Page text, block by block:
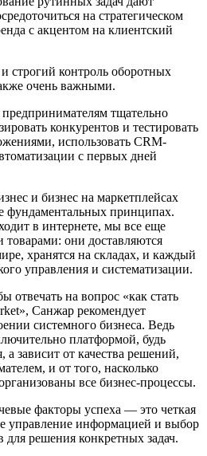
на стратегическом
с акцентом на клиентский
строгий контроль оборотных
очень важными.
тщательно
конкурентов и тестировать
использовать CRM-
с первых дней
и бизнес на маркетплейсах
фундаментальных принципах.
в интернете, мы все еще
они доставляются
хранятся на складах, и каждый
управления и систематизации.
отвечать на вопрос «как стать
Санжар рекомендует
системного бизнеса. Ведь
платформой, будь
зависит от качества решений,
и от того, насколько
все бизнес-процессы.
факторы успеха — это четкая
управление информацией и выбор
решения конкретных задач.